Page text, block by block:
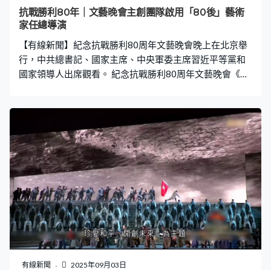
抗戰勝利80年｜文藝晚會主創團隊啟用「80後」藝術
家任總導演
【有線新聞】紀念抗戰勝利80周年文藝晚會晚上在北京舉
行，中共總書記、國家主席、中央軍委主席習近平等黨和
國家領導人出席觀看。 紀念抗戰勝利80周年文藝晚會《正
場，並與參加過抗戰的老戰士、老同志逐一握手。行政長
官李家超、澳門行政長官岑浩輝等亦有出席。 今屆晚會以
「銘記歷史、緬懷先烈、珍愛和平、開創未來」為主題，
分為六個部分五大篇章，全長約90分鐘，以世界反法西斯
戰爭東方主戰場的重要歷史節點和歷史場景為主線，通過
音樂、舞蹈、情境戲劇等多種舞台藝術形式，突出表現中
國共產黨在全民族抗戰中的中流砥柱作用，晚會主創團隊
首次啟用了「80後」藝術家擔任總導演，同時有大批「90
後」編導參與創作，演員方面則以文藝院團的年輕演員和
藝術院校的學生為主，「00後」演員佔比超過一半。文藝
晚會除了有二十多個來自各省的藝術團體參與外，解放軍
有線新聞 2025年09月03日